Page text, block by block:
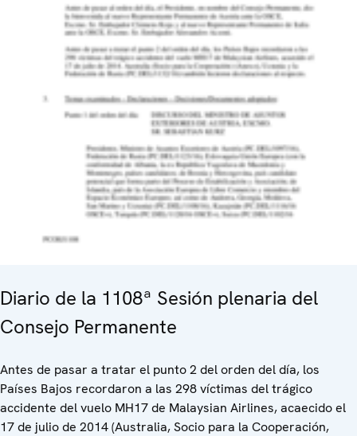
Diario de la 1108ª Sesión plenaria del
Consejo Permanente
Antes de pasar a tratar el punto 2 del orden del día, los
Países Bajos recordaron a las 298 víctimas del trágico
accidente del vuelo MH17 de Malaysian Airlines, acaecido el
17 de julio de 2014 (Australia, Socio para la Cooperación,